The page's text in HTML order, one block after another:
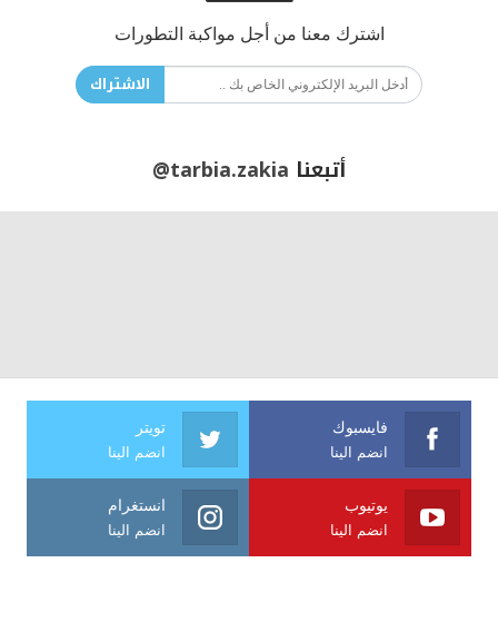
اشترك معنا من أجل مواكبة التطورات
الاشتراك
أتبعنا @tarbia.zakia
فايسبوك
انضم الينا
تويتر
انضم الينا
يوتيوب
انضم الينا
انستغرام
انضم الينا